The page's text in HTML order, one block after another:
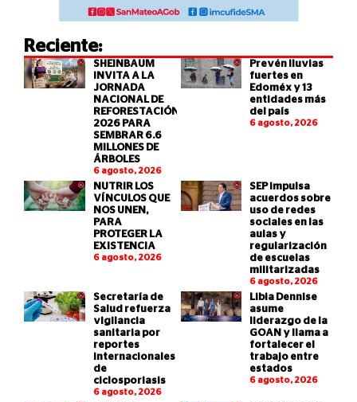
Reciente:
SHEINBAUM
INVITA A LA
JORNADA
NACIONAL DE
REFORESTACIÓN
2026 PARA
SEMBRAR 6.6
MILLONES DE
ÁRBOLES
6 agosto, 2026
Prevén lluvias
fuertes en
Edoméx y 13
entidades más
del país
6 agosto, 2026
NUTRIR LOS
VÍNCULOS QUE
NOS UNEN,
PARA
PROTEGER LA
EXISTENCIA
6 agosto, 2026
SEP impulsa
acuerdos sobre
uso de redes
sociales en las
aulas y
regularización
de escuelas
militarizadas
6 agosto, 2026
Secretaría de
Salud refuerza
vigilancia
sanitaria por
reportes
internacionales
de
ciclosporiasis
6 agosto, 2026
Libia Dennise
asume
liderazgo de la
GOAN y llama a
fortalecer el
trabajo entre
estados
6 agosto, 2026